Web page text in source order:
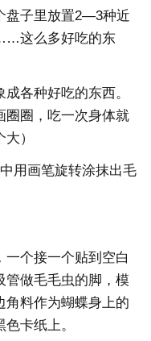
盘子里放置2—3种近
这么多好吃的东
成各种好吃的东西。
圈圈，吃一次身体就
）
用画笔旋转涂抹出毛
个接一个贴到空白
管做毛毛虫的脚，模
角料作为蝴蝶身上的
卡纸上。